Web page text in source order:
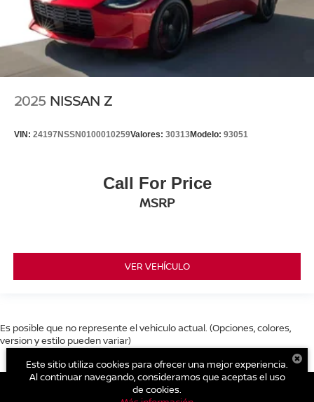
2025 NISSAN Z
VIN: 24197NSSN0100010259Valores: 30313Modelo: 93051
Call For Price
MSRP
VER VEHÍCULO
Es posible que no represente el vehiculo actual. (Opciones, colores,
version y estilo pueden variar)
Este sitio utiliza cookies para ofrecer una mejor experiencia.
Al continuar navegando, consideramos que aceptas el uso
de cookies.